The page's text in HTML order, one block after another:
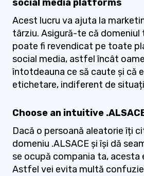
social media platforms
Acest lucru va ajuta la
târziu. Asigură-te că domeniul
poate fi revendicat pe toate
social media, astfel încât
întotdeauna ce să caute și că
etichetare, indiferent de
Choose an intuitive
Dacă o persoană aleatorie îți
domeniu .ALSACE și își dă
se ocupă compania ta, acesta
Astfel vei evita multă